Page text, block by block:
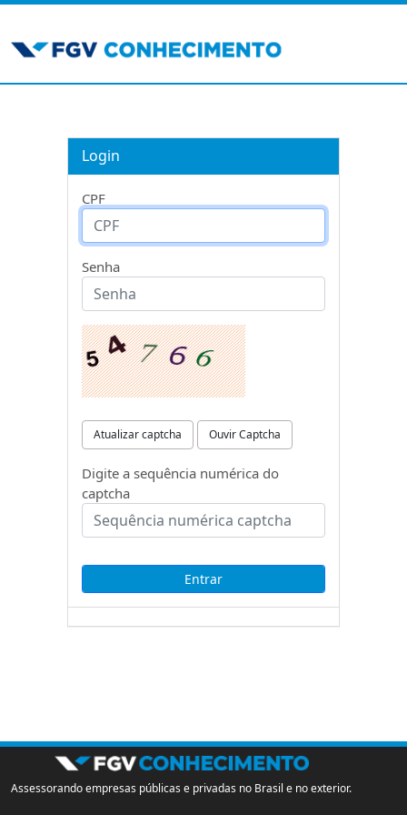
Login
CPF
Senha
Atualizar captcha Ouvir Captcha
Digite a sequência numérica do
captcha
Assessorando empresas públicas e privadas no Brasil e no exterior.